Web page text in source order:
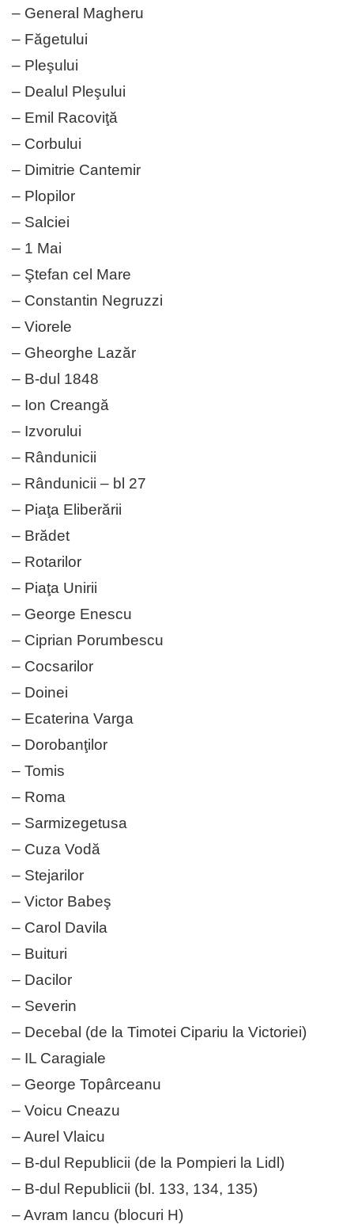
– General Magheru
– Făgetului
– Pleşului
– Dealul Pleşului
– Emil Racoviţă
– Corbului
– Dimitrie Cantemir
– Plopilor
– Salciei
– 1 Mai
– Ştefan cel Mare
– Constantin Negruzzi
– Viorele
– Gheorghe Lazăr
– B-dul 1848
– Ion Creangă
– Izvorului
– Rândunicii
– Rândunicii – bl 27
– Piaţa Eliberării
– Brădet
– Rotarilor
– Piaţa Unirii
– George Enescu
– Ciprian Porumbescu
– Cocsarilor
– Doinei
– Ecaterina Varga
– Dorobanţilor
– Tomis
– Roma
– Sarmizegetusa
– Cuza Vodă
– Stejarilor
– Victor Babeş
– Carol Davila
– Buituri
– Dacilor
– Severin
– Decebal (de la Timotei Cipariu la Victoriei)
– IL Caragiale
– George Topârceanu
– Voicu Cneazu
– Aurel Vlaicu
– B-dul Republicii (de la Pompieri la Lidl)
– B-dul Republicii (bl. 133, 134, 135)
– Avram Iancu (blocuri H)